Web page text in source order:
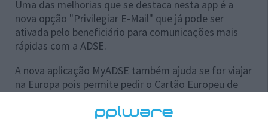
Uma das melhorias que se destaca nesta app é a
nova opção "Privilegiar E-Mail" que já pode ser
ativada pelo beneficiário para comunicações mais
rápidas com a ADSE.
A nova aplicação MyADSE também ajuda se for viajar
na Europa pois permite pedir o Cartão Europeu de
Seguro de Doença (CESD) para qualquer familiar, de
forma ainda mais simples e rápida.